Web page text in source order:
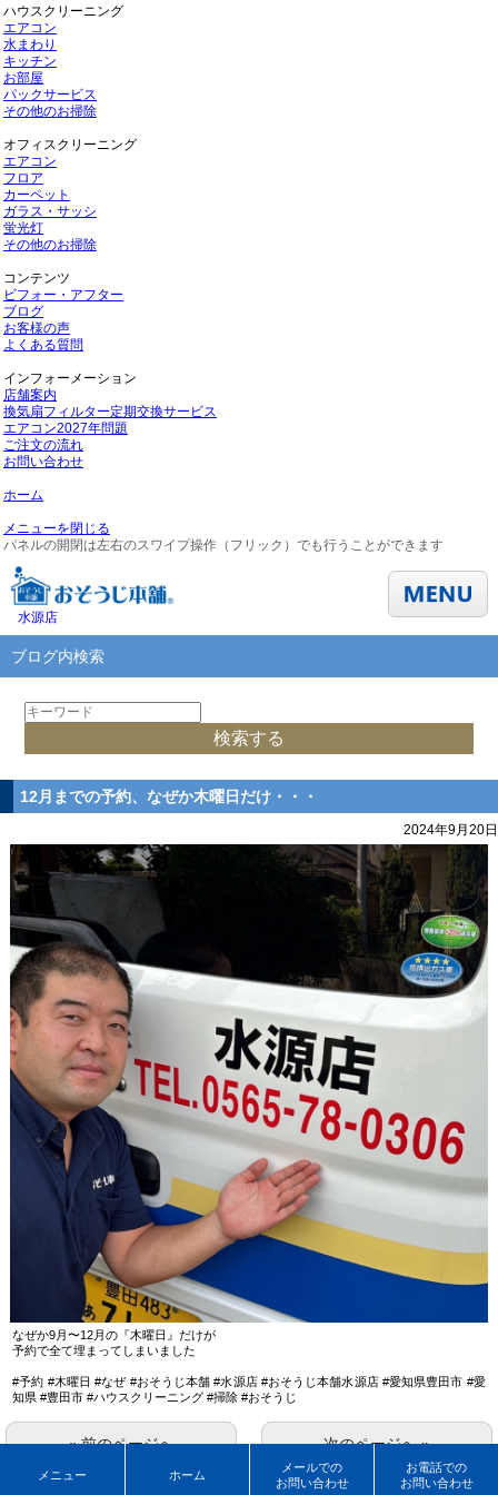
ハウスクリーニング
エアコン
水まわり
キッチン
お部屋
パックサービス
その他のお掃除
オフィスクリーニング
エアコン
フロア
カーペット
ガラス・サッシ
蛍光灯
その他のお掃除
コンテンツ
ビフォー・アフター
ブログ
お客様の声
よくある質問
インフォーメーション
店舗案内
換気扇フィルター定期交換サービス
エアコン2027年問題
ご注文の流れ
お問い合わせ
ホーム
メニューを閉じる
パネルの開閉は左右のスワイプ操作（フリック）でも行うことができます
水源店
ブログ内検索
12月までの予約、なぜか木曜日だけ・・・
2024年9月20日
なぜか9月〜12月の『木曜日』だけが
予約で全て埋まってしまいました
#予約 #木曜日 #なぜ #おそうじ本舗 #水源店 #おそうじ本舗水源店 #愛知県豊田市 #愛
知県 #豊田市 #ハウスクリーニング #掃除 #おそうじ
次のページへ »
« 前のページへ
メニュー ホーム
メールでの
お問い合わせ
お電話での
お問い合わせ